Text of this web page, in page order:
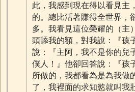
此，我感到現在得以看見主
的。總比活著賺得全世界，
多。我看見這位榮耀的（主
頭舔我的額，對我說：『孩
說：『主阿，我不是你的兒
僕人！』他卻回答說：『孩
所做的，我都看為是為我做
了，我裡面的求知慾就叫我